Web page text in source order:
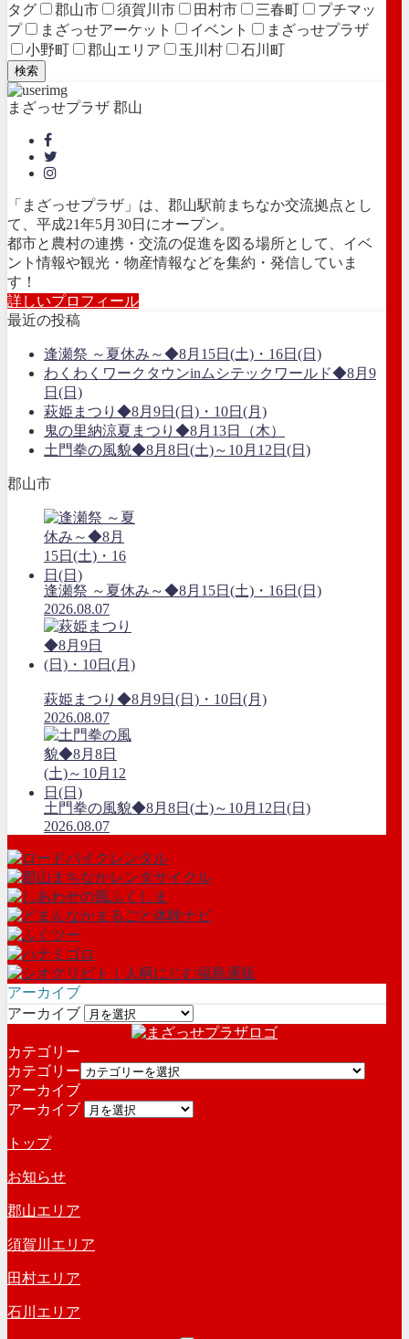
タグ 郡山市 須賀川市 田村市 三春町
プチマッ
プ
まざっせアーケット イベント
まざっせプラザ
小野町
郡山エリア 玉川村 石川町
検索
まざっせプラザ 郡山
「まざっせプラザ」は、郡山駅前まちなか交流拠点とし
て、平成21年5月30日にオープン。
都市と農村の連携・交流の促進を図る場所として、イベ
ント情報や観光・物産情報などを集約・発信していま
す！
詳しいプロフィール
最近の投稿
逢瀬祭 ～夏休み～◆8月15日(土)・16日(日)
わくわくワークタウンinムシテックワールド◆8月9
日(日)
萩姫まつり◆8月9日(日)・10日(月)
鬼の里納涼夏まつり◆8月13日（木）
土門拳の風貌◆8月8日(土)～10月12日(日)
郡山市
逢瀬祭 ～夏休み～◆8月15日(土)・16日(日)
2026.08.07
萩姫まつり◆8月9日(日)・10日(月)
2026.08.07
土門拳の風貌◆8月8日(土)～10月12日(日)
2026.08.07
アーカイブ
アーカイブ
カテゴリー
カテゴリー
アーカイブ
アーカイブ
トップ
お知らせ
郡山エリア
須賀川エリア
田村エリア
石川エリア